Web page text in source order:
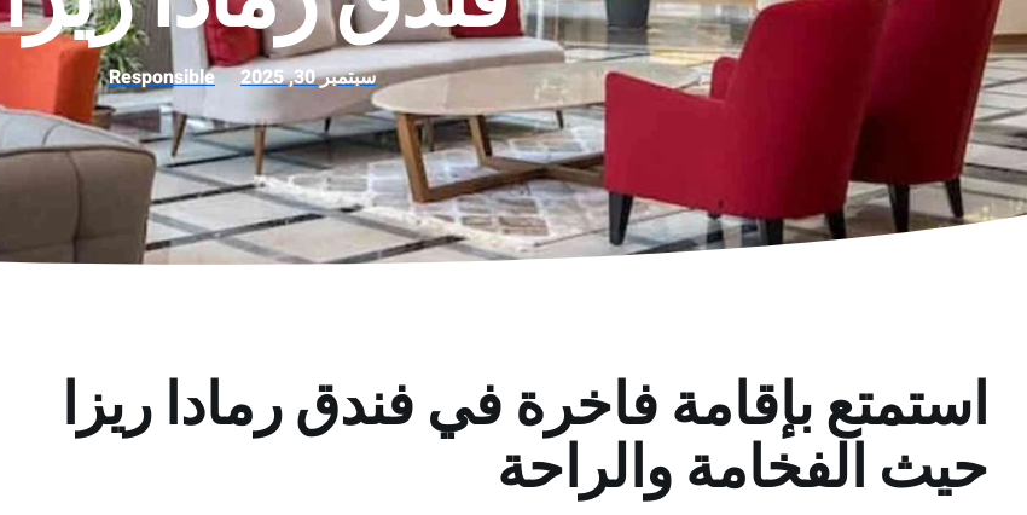
سبتمبر 30, 2025 Responsible
استمتع بإقامة فاخرة في فندق رمادا ريزا
حيث الفخامة والراحة